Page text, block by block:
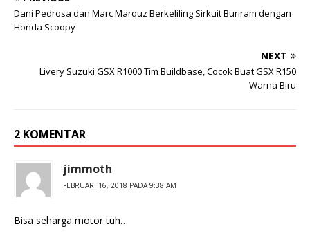
Dani Pedrosa dan Marc Marquz Berkeliling Sirkuit Buriram dengan
Honda Scoopy
NEXT
Livery Suzuki GSX R1000 Tim Buildbase, Cocok Buat GSX R150
Warna Biru
2 KOMENTAR
jimmoth
FEBRUARI 16, 2018 PADA 9:38 AM
Bisa seharga motor tuh…